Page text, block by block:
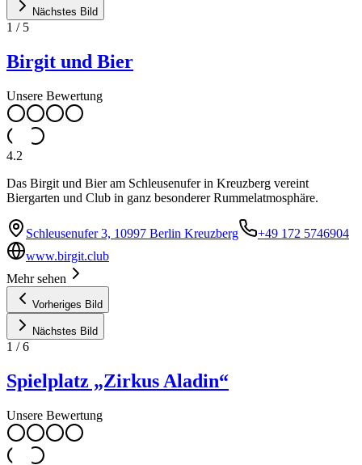
Nächstes Bild
1 / 5
Birgit und Bier
Unsere Bewertung
4.2
Das Birgit und Bier am Schleusenufer in Kreuzberg vereint
Biergarten und Club in ganz besonderer Rummelatmosphäre.
Schleusenufer 3, 10997 Berlin Kreuzberg
+49 172 5746904
www.birgit.club
Mehr sehen
Vorheriges Bild
Nächstes Bild
1 /6
Spielplatz „Zirkus Aladin“
Unsere Bewertung